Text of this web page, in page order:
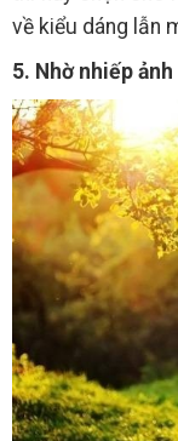
về kiểu dáng lẫn
5. Nhờ nhiếp ảnh